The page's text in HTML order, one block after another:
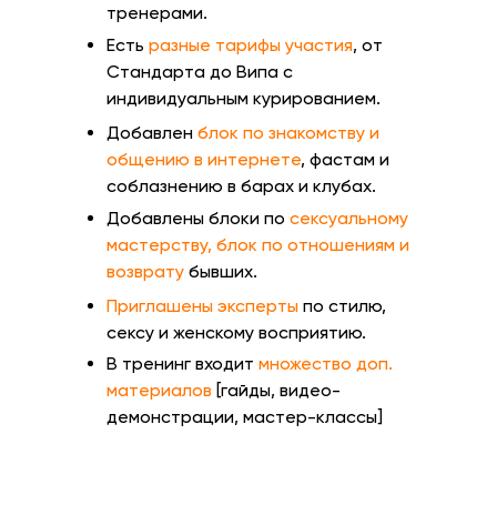
Есть разные тарифы участия, от
Стандарта до Випа с
индивидуальным курированием.
тренерами.
Добавлен блок по знакомству и
общению в интернете, фастам и
соблазнению в барах и клубах.
Добавлены блоки по сексуальному
мастерству, блок по отношениям и
возврату бывших.
Приглашены эксперты по стилю,
сексу и женскому восприятию.
В тренинг входит множество доп.
материалов [гайды, видео-
демонстрации, мастер-классы]